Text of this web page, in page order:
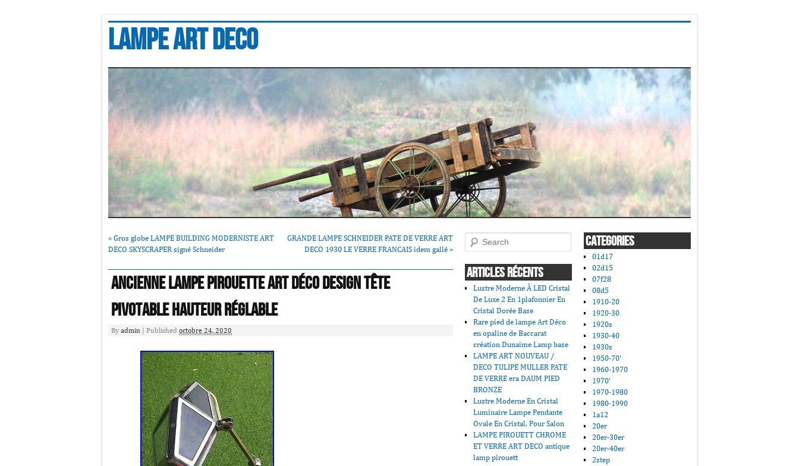
Lampe art deco
« Gros globe LAMPE BUILDING MODERNISTE ART
DECO SKYSCRAPER signé Schneider
GRANDE LAMPE SCHNEIDER PATE DE VERRE ART
DECO 1930 LE VERRE FRANCAIS idem gallé »
ANCIENNE LAMPE PIROUETTE art déco design Tête
pivotable Hauteur réglable
By admin Published octobre 24, 2020
Search
ARTICLES RÉCENTS
Lustre Moderne À LED Cristal
De Luxe 2 En 1plafonnier En
Cristal Dorée Base
Rare pied de lampe Art Déco
en opaline de Baccarat
création Dunaime Lamp base
LAMPE ART NOUVEAU /
DECO TULIPE MULLER PATE
DE VERRE era DAUM PIED
BRONZE
Lustre Moderne En Cristal
Luminaire Lampe Pendante
Ovale En Cristal, Pour Salon
LAMPE PIROUETT CHROME
ET VERRE ART DECO antique
lamp pirouett
CATEGORIES
01d17
02d15
07f28
08d5
1910-20
1920-30
1920s
1930-40
1930s
1950-70'
1960-1970
1970'
1970-1980
1980-1990
1a12
20er
20er-30er
20er-40er
2step